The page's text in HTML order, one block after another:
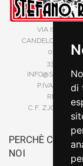
di
VIA ISIDE
CANDELO, 13878,
015 253 84
338 88 62
P.IVA
REA
C.F.
PERCHÈ
NOI